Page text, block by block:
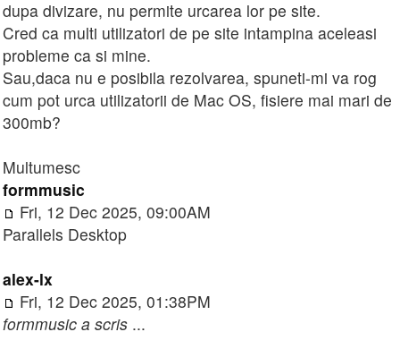
dupa divizare, nu permite urcarea lor pe site.
Cred ca multi utilizatori de pe site intampina aceleasi
probleme ca si mine.
Sau,daca nu e posibila rezolvarea, spuneti-mi va rog
cum pot urca utilizatorii de Mac OS, fisiere mai mari de
300mb?
Multumesc
formmusic
Fri, 12 Dec 2025, 09:00AM
Parallels Desktop
alex-lx
Fri, 12 Dec 2025, 01:38PM
formmusic a scris ...